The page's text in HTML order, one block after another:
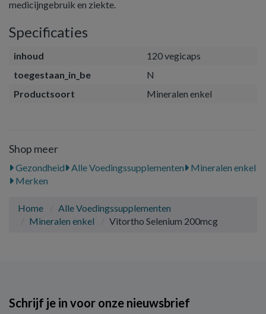
medicijngebruik en ziekte.
Specificaties
inhoud
120 vegicaps
toegestaan_in_be
N
Productsoort
Mineralen enkel
Shop meer
Gezondheid Alle Voedingssupplementen
Mineralen enkel
Merken
Home
Alle Voedingssupplementen
Mineralen enkel
Vitortho Selenium 200mcg
Schrijf je in voor onze nieuwsbrief